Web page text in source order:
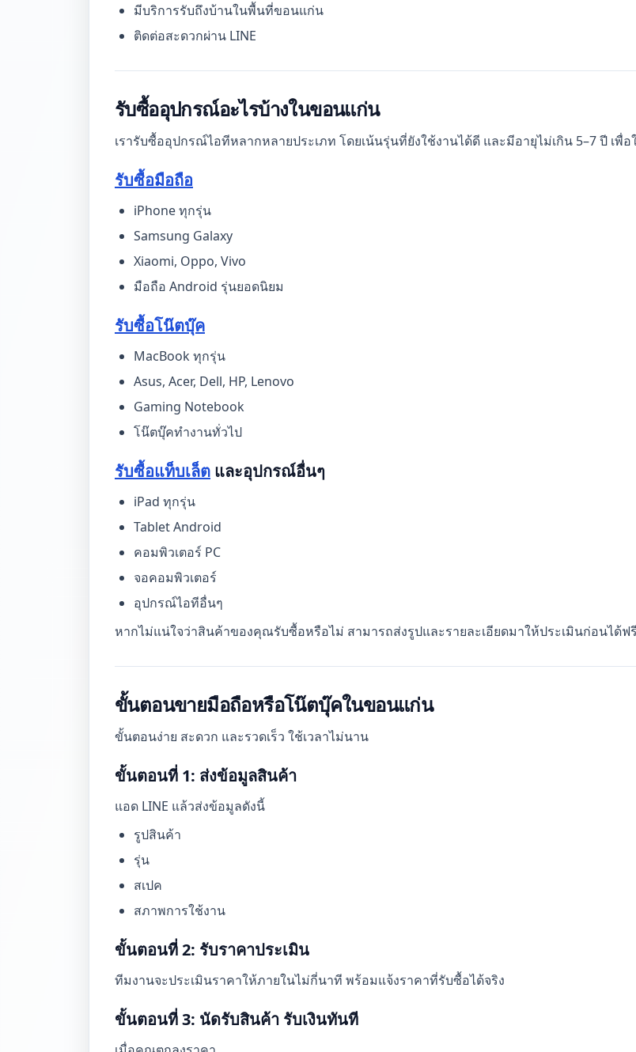
มีบริการรับถึงบ้านในพื้นที่ขอนแก่น
ติดต่อสะดวกผ่าน LINE
รับซื้ออุปกรณ์อะไรบ้างในขอนแก่น
เรารับซื้ออุปกรณ์ไอทีหลากหลายประเภท โดยเน้นรุ่นที่ยังใช้งานได้ดี และมีอายุไม่เกิน 5–7 ปี เพื่
รับซื้อมือถือ
iPhone ทุกรุ่น
Samsung Galaxy
Xiaomi, Oppo, Vivo
มือถือ Android รุ่นยอดนิยม
รับซื้อโน๊ตบุ๊ค
MacBook ทุกรุ่น
Asus, Acer, Dell, HP, Lenovo
Gaming Notebook
โน๊ตบุ๊คทำงานทั่วไป
รับซื้อแท็บเล็ต และอุปกรณ์อื่นๆ
iPad ทุกรุ่น
Tablet Android
คอมพิวเตอร์ PC
จอคอมพิวเตอร์
อุปกรณ์ไอทีอื่นๆ
หากไม่แน่ใจว่าสินค้าของคุณรับซื้อหรือไม่ สามารถส่งรูปและรายละเอียดมาให้ประเมินก่อนได้ฟรี
ขั้นตอนขายมือถือหรือโน๊ตบุ๊คในขอนแก่น
ขั้นตอนง่าย สะดวก และรวดเร็ว ใช้เวลาไม่นาน
ขั้นตอนที่ 1: ส่งข้อมูลสินค้า
แอด LINE แล้วส่งข้อมูลดังนี้
รูปสินค้า
รุ่น
สเปค
สภาพการใช้งาน
ขั้นตอนที่ 2: รับราคาประเมิน
ทีมงานจะประเมินราคาให้ภายในไม่กี่นาที พร้อมแจ้งราคาที่รับซื้อได้จริง
ขั้นตอนที่ 3: นัดรับสินค้า รับเงินทันที